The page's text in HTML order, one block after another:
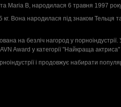
Maria B, народилася 6 травня 1997
кг. Вона народилася під знаком
на безліч нагород у
Award у категорії "Найкраща
і продовжує набирати